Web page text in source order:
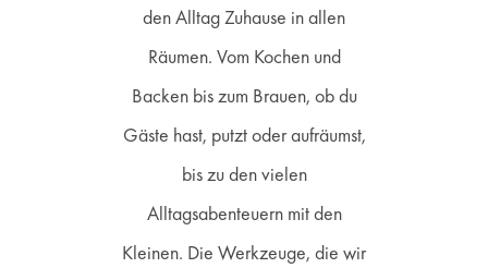
den Alltag Zuhause in allen
Räumen. Vom Kochen und
Backen bis zum Brauen, ob du
Gäste hast, putzt oder aufräumst,
bis zu den vielen
Alltagsabenteuern mit den
Kleinen. Die Werkzeuge, die wir